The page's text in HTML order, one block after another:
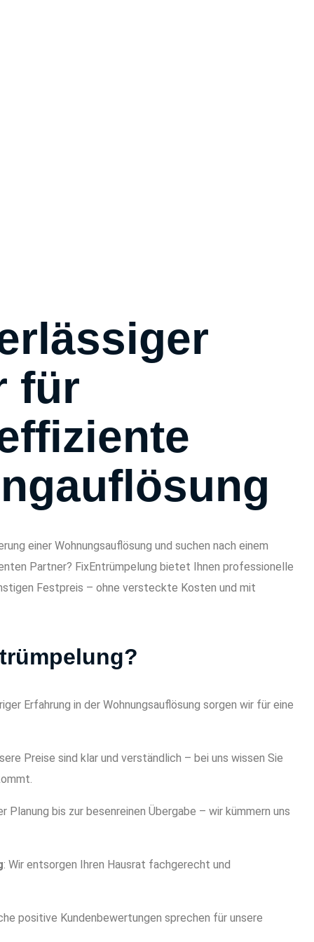
für
einer Wohnungsauflösung und suchen nach einem
Partner? FixEntrümpelung bietet Ihnen professionelle
Festpreis – ohne versteckte Kosten und mit
Erfahrung in der Wohnungsauflösung sorgen wir für eine
Preise sind klar und verständlich – bei uns wissen Sie
Planung bis zur besenreinen Übergabe – wir kümmern uns
: Wir entsorgen Ihren Hausrat fachgerecht und
positive Kundenbewertungen sprechen für unsere